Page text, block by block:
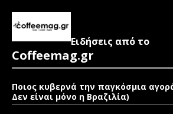
Ειδήσεις από το
Coffeemag.gr
Ποιος κυβερνά την παγκόσμια
Δεν είναι μόνο η Βραζιλία)